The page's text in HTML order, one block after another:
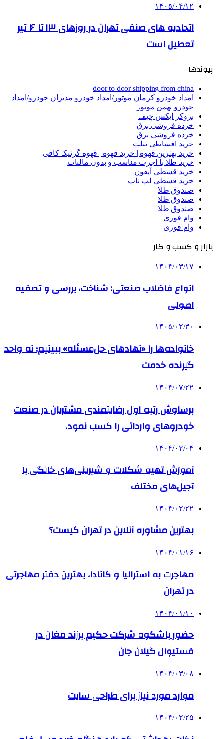
۱۴۰۵/۰۴/۱۲
اتحادیه های صنفی تهران در روزهای ۱۳ تا ۱۶ تیر
تعطیل است
پیوندها
door to door shipping from china
امداد خودرو کرمان موتور/امداد خودرو مدیران خودرو/امداد
خودرو بهمن موتور
بروکر ایکس چیف
خرده فروشی برق
خرده فروشی برق
خرید اقساطی تبلت
خرید بهترین قهوه | خرید قهوه | قهوه گرنیکا کافی
خرید طلا با اجرت مناسب و بدون مالیات
خرید قسطی آیفون
خرید قسطی لپ تاپ
صندوق طلا
صندوق طلا
صندوق طلا
وام فوری
وام فوری
بازار و کسب و کار
۱۴۰۴/۰۳/۱۷
انواع فاضلاب صنعتی: شناخت، بررسی و تصفیه
اصولی
۱۴۰۵/۰۲/۳۰
خانواده‌ها را «نهادهای حل‌مسئله» ببینیم؛ نه واحد
گیرنده خدمت
۱۴۰۴/۰۷/۲۲
برساوش رتبه اول رضایتمندی مشتریان در صنعت
خودروهای وارداتی را کسب نمود.
۱۴۰۴/۰۲/۰۴
آموزش تهیه شکلات و شیرینی‌های خانگی با
آجیل‌های مختلف
۱۴۰۴/۰۲/۲۲
بهترین مشاوره آنلاین در تهران کیست؟
۱۴۰۴/۰۱/۱۶
مهاجرت به استرالیا و کانادا، بهترین دفتر مهاجرتی
در تهران
۱۴۰۴/۰۱/۱۰
حضور باشکوه شرکت حکیم برزند مغان در
فستیوال گیلان جان
۱۴۰۴/۰۳/۰۸
موارد مورد نیاز برای طراحی سایت
۱۴۰۴/۰۲/۲۵